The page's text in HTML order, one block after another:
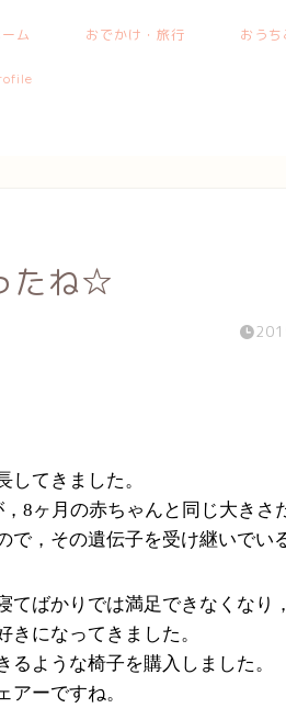
ム おでかけ・旅行 おう
たね☆
してきました。
8ヶ月の赤ちゃんと同じ大きさ
，その遺伝子を受け継いでい
てばかりでは満足できなくなり
になってきました。
ような椅子を購入しました。
アーですね。